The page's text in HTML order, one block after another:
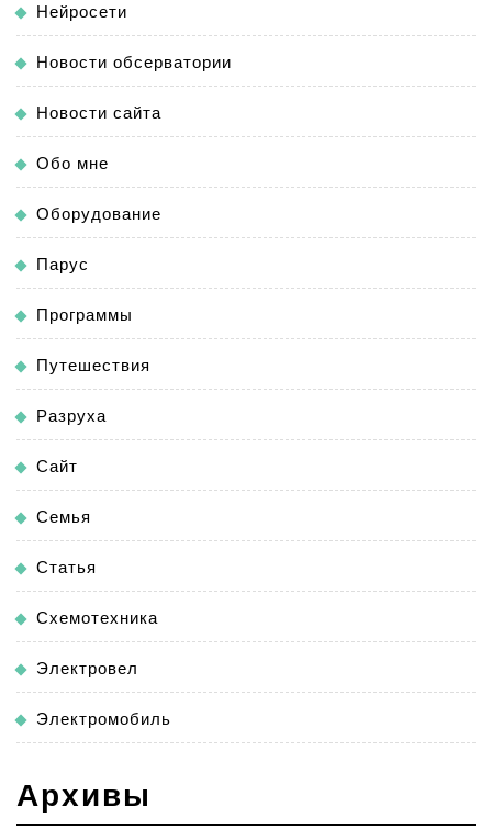
Нейросети
Новости обсерватории
Новости сайта
Обо мне
Оборудование
Парус
Программы
Путешествия
Разруха
Сайт
Семья
Статья
Схемотехника
Электровел
Электромобиль
Архивы